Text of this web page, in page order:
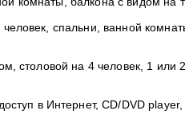
спальни, ванной
столовой на 4 человек, 1 или
в Интернет, CD/DVD